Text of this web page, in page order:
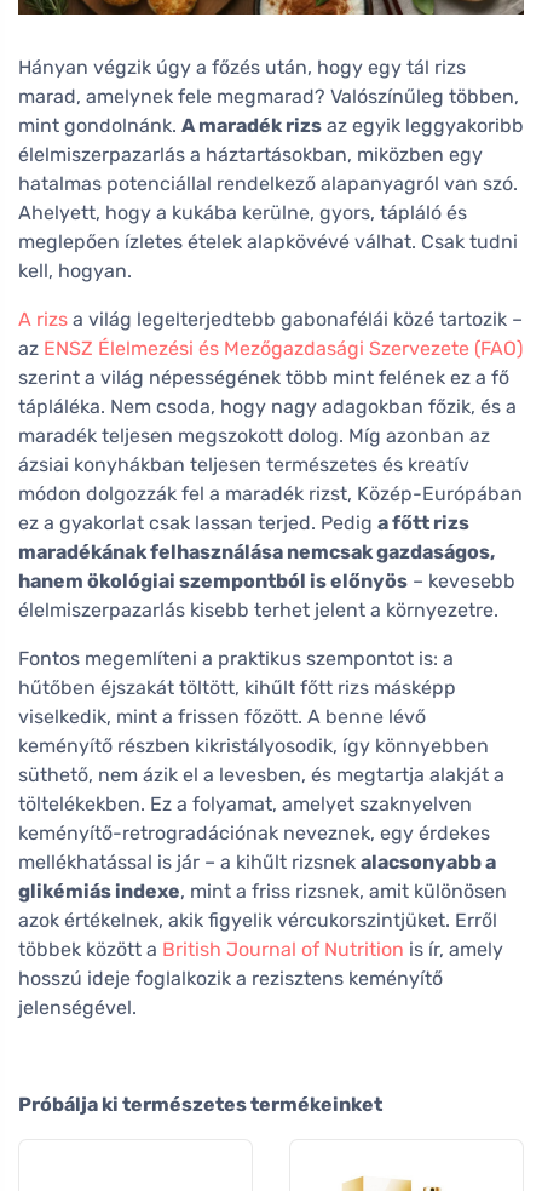
Hányan végzik úgy a főzés után, hogy egy tál rizs
marad, amelynek fele megmarad? Valószínűleg többen,
mint gondolnánk. A maradék rizs az egyik leggyakoribb
élelmiszerpazarlás a háztartásokban, miközben egy
hatalmas potenciállal rendelkező alapanyagról van szó.
Ahelyett, hogy a kukába kerülne, gyors, tápláló és
meglepően ízletes ételek alapkövévé válhat. Csak tudni
kell, hogyan.
A rizs a világ legelterjedtebb gabonafélái közé tartozik –
az ENSZ Élelmezési és Mezőgazdasági Szervezete (FAO)
szerint a világ népességének több mint felének ez a fő
tápláléka. Nem csoda, hogy nagy adagokban főzik, és a
maradék teljesen megszokott dolog. Míg azonban az
ázsiai konyhákban teljesen természetes és kreatív
módon dolgozzák fel a maradék rizst, Közép-Európában
ez a gyakorlat csak lassan terjed. Pedig a főtt rizs
maradékának felhasználása nemcsak gazdaságos,
hanem ökológiai szempontból is előnyös – kevesebb
élelmiszerpazarlás kisebb terhet jelent a környezetre.
Fontos megemlíteni a praktikus szempontot is: a
hűtőben éjszakát töltött, kihűlt főtt rizs másképp
viselkedik, mint a frissen főzött. A benne lévő
keményítő részben kikristályosodik, így könnyebben
süthető, nem ázik el a levesben, és megtartja alakját a
töltelékekben. Ez a folyamat, amelyet szaknyelven
keményítő-retrogradációnak neveznek, egy érdekes
mellékhatással is jár – a kihűlt rizsnek alacsonyabb a
glikémiás indexe, mint a friss rizsnek, amit különösen
azok értékelnek, akik figyelik vércukorszintjüket. Erről
többek között a British Journal of Nutrition is ír, amely
hosszú ideje foglalkozik a rezisztens keményítő
jelenségével.
Próbálja ki természetes termékeinket